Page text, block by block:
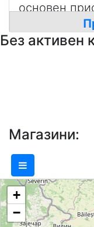
основен
създава
разумни
предлага
асортимент,
обновява.
Без активен
Магазини:
+
−